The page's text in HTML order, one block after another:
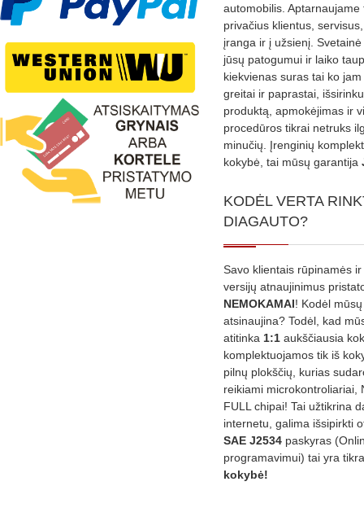
automobilis. Aptarnaujame
privačius klientus,
įranga ir į užsienį.
jūsų patogumui ir laiko
kiekvienas suras tai ko
greitai ir paprastai,
produktą, apmokėjimas ir
procedūros tikrai netruks
minučių. Įrenginių
kokybė, tai mūsų garantija
KODĖL VERTA
DIAGAUTO?
Savo klientais rūpinamės
versijų atnaujinimus
NEMOKAMAI! Kodėl
atsinaujina? Todėl, kad
atitinka 1:1 aukščiausia
komplektuojamos tik iš
pilnų plokščių, kurias
reikiami microkontroliariai,
FULL chipai! Tai užtikrina
internetu, galima išsipirkti
SAE J2534 paskyras
programavimui) tai yra
kokybė!